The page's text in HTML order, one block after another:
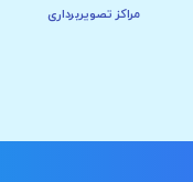
مراکز تصویربرداری